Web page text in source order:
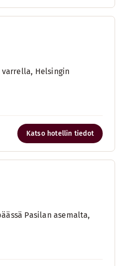
Helsingin
Katso hotellin tiedot
Pasilan asemalta,